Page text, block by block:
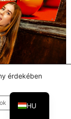
érdekében
Bezárás
HU